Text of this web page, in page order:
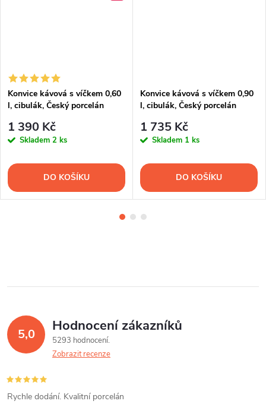
Konvice kávová s víčkem 0,60
l, cibulák, Český porcelán
1 390 Kč
Skladem 2 ks
DO KOŠÍKU
Konvice kávová s víčkem 0,90
l, cibulák, Český porcelán
1 735 Kč
Skladem 1 ks
DO KOŠÍKU
5,0 Hodnocení zákazníků
5293 hodnocení
Zobrazit recenze
Rychle dodání. Kvalitní porcelán